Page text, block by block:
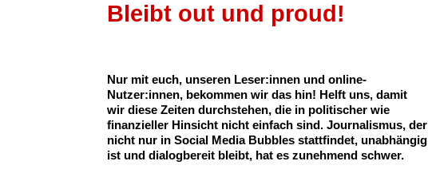
Bleibt out und proud!
Nur mit euch, unseren Leser:innen und online-
Nutzer:innen, bekommen wir das hin! Helft uns, damit
wir diese Zeiten durchstehen, die in politischer wie
finanzieller Hinsicht nicht einfach sind. Journalismus, der
nicht nur in Social Media Bubbles stattfindet, unabhängig
ist und dialogbereit bleibt, hat es zunehmend schwer.